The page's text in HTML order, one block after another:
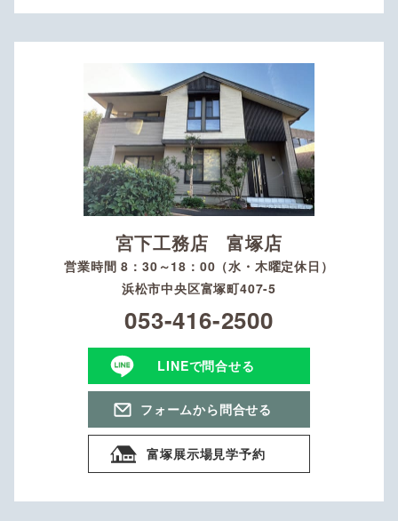
宮下工務店 富塚店
営業時間 8：30～18：00（水・木曜定休日）
浜松市中央区富塚町407-5
053-416-2500
LINEで問合せる
フォームから問合せる
富塚展示場見学予約